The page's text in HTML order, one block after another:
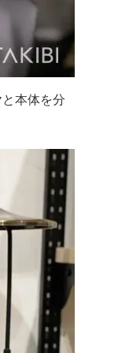
本体を分